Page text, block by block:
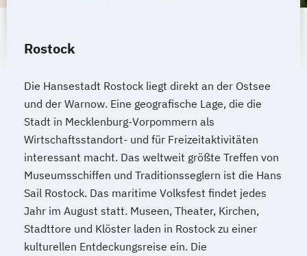
Rostock
Die Hansestadt Rostock liegt direkt an der Ostsee
und der Warnow. Eine geografische Lage, die die
Stadt in Mecklenburg-Vorpommern als
Wirtschaftsstandort- und für Freizeitaktivitäten
interessant macht. Das weltweit größte Treffen von
Museumsschiffen und Traditionsseglern ist die Hans
Sail Rostock. Das maritime Volksfest findet jedes
Jahr im August statt. Museen, Theater, Kirchen,
Stadttore und Klöster laden in Rostock zu einer
kulturellen Entdeckungsreise ein. Die